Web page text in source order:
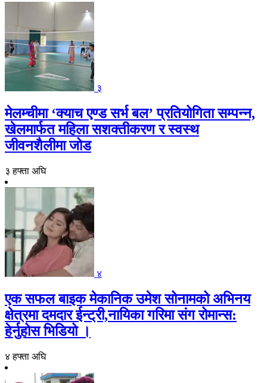
३
मेलम्चीमा ‘क्याच एण्ड सर्भ बल’ प्रतियोगिता सम्पन्न,
खेलमार्फत महिला सशक्तीकरण र स्वस्थ
जीवनशैलीमा जोड
३ हफ्ता अघि
४
एक सफल बाइक मेकानिक उमेश सोनामको अभिनय
क्षेत्रमा दमदार ईन्ट्री,नायिका गरिमा संग रोमान्स:
हेर्नुहोस भिडियो ।
४ हफ्ता अघि